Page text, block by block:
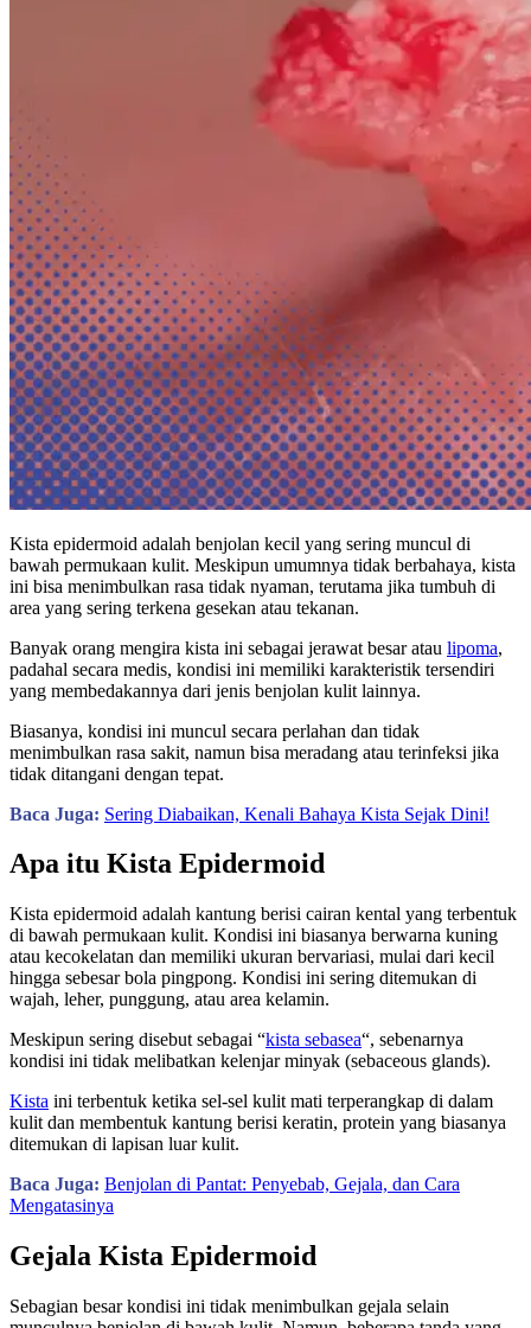
Kista epidermoid adalah benjolan kecil yang sering muncul di
bawah permukaan kulit. Meskipun umumnya tidak berbahaya, kista
ini bisa menimbulkan rasa tidak nyaman, terutama jika tumbuh di
area yang sering terkena gesekan atau tekanan.
Banyak orang mengira kista ini sebagai jerawat besar atau lipoma,
padahal secara medis, kondisi ini memiliki karakteristik tersendiri
yang membedakannya dari jenis benjolan kulit lainnya.
Biasanya, kondisi ini muncul secara perlahan dan tidak
menimbulkan rasa sakit, namun bisa meradang atau terinfeksi jika
tidak ditangani dengan tepat.
Baca Juga: Sering Diabaikan, Kenali Bahaya Kista Sejak Dini!
Apa itu Kista Epidermoid
Kista epidermoid adalah kantung berisi cairan kental yang terbentuk
di bawah permukaan kulit. Kondisi ini biasanya berwarna kuning
atau kecokelatan dan memiliki ukuran bervariasi, mulai dari kecil
hingga sebesar bola pingpong. Kondisi ini sering ditemukan di
wajah, leher, punggung, atau area kelamin.
Meskipun sering disebut sebagai “kista sebasea“, sebenarnya
kondisi ini tidak melibatkan kelenjar minyak (sebaceous glands).
Kista ini terbentuk ketika sel-sel kulit mati terperangkap di dalam
kulit dan membentuk kantung berisi keratin, protein yang biasanya
ditemukan di lapisan luar kulit.
Baca Juga: Benjolan di Pantat: Penyebab, Gejala, dan Cara
Mengatasinya
Gejala Kista Epidermoid
Sebagian besar kondisi ini tidak menimbulkan gejala selain